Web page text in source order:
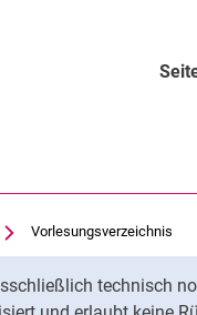
technisch
Vorlesungsverzeichnis
Uni-Bibliothek
Moodle